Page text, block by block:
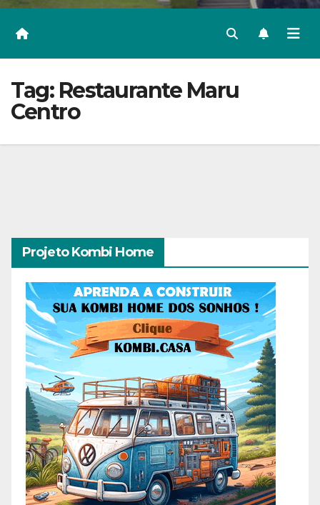
Tag: Restaurante Maru
Centro
Projeto Kombi Home